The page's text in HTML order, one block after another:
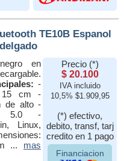
TE10B Espanol
en
-
15 cm -
de alto -
5.0 -
Linux,
... mas
Precio (*)
$ 20.100
IVA incluido
10,5% $1.909,95
(*) efectivo,
debito, transf, tarj
credito en 1 pago
Financiacion